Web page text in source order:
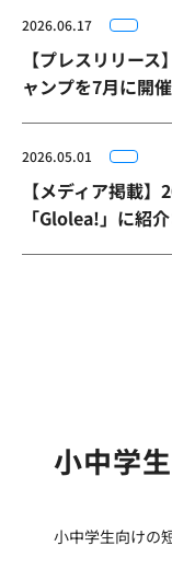
2026.06.17
【プレスリリー
ャンプを7月に開
2026.05.01
【メディア掲載
「Glolea!」に紹
小中学
小中学生向けの